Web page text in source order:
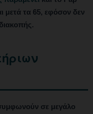
μετά τα 65, εφόσον δεν
συμφωνούν σε μεγάλο